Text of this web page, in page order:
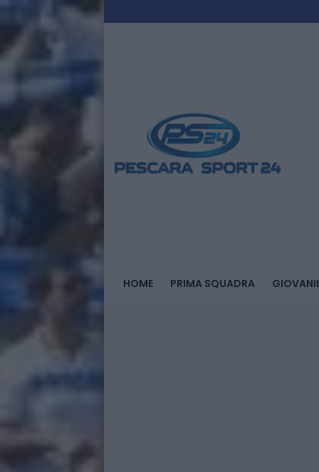
HOME PRIMA SQUADRA